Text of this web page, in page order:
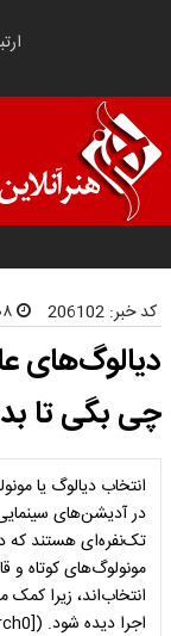
کد خبر: 206102
دیالوگ‌های
چی بگی تا
انتخاب دیالوگ یا
در آدیشن‌های
تک‌نفره‌ای هستند که
مونولوگ‌های کوتاه و
انتخاب‌اند، زیرا